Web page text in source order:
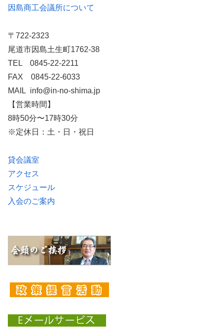
因島商工会議所について
〒722-2323
尾道市因島土生町1762-38
TEL 0845-22-2211
FAX 0845-22-6033
MAIL info@in-no-shima.jp
【営業時間】
8時50分〜17時30分
※定休日：土・日・祝日
貸会議室
アクセス
スケジュール
入会のご案内